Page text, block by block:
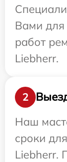
Вами
работ
Liebherr.
2
Наш
сроки
Liebherr.